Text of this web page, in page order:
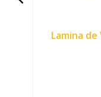
Lamina